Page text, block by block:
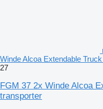
Winde Alcoa Extendable
27
FGM 37 2x Winde Alcoa
transporter